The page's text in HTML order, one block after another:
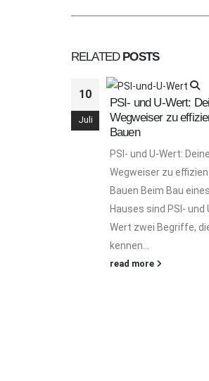
RELATED POSTS
10
Juli
PSI- und U-Wert:
Wegweiser zu
Bauen
PSI- und U-Wert: Deine
Wegweiser zu
Bauen Beim Bau eines
Hauses sind PSI- und
Wert zwei Begriffe,
kennen...
read more